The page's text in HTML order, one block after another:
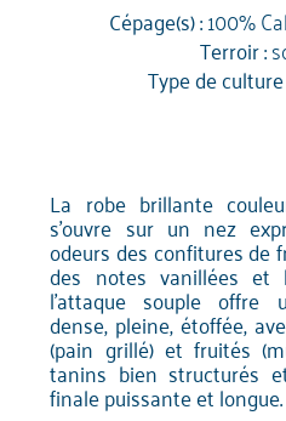
Cépage(s) :100%
Terroir :
Type de
La robe brillante
s'ouvre sur un nez
odeurs des confitures de
des notes vanillées et
l'attaque souple offre
dense, pleine, étoffée,
(pain grillé) et fruités
tanins bien structurés
finale puissante et